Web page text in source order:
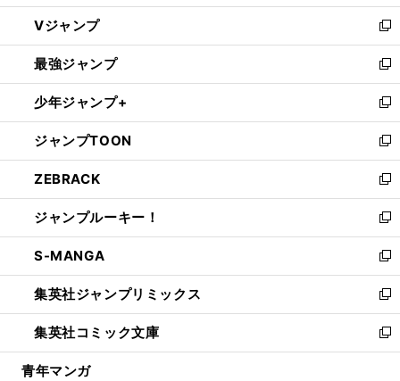
ウ
ィ
ン
ド
ウ
で
開
く
し
い
ウ
ィ
ン
ド
ウ
で
開
く
Vジャンプ
新
し
い
ウ
ィ
ン
ド
ウ
で
開
く
最強ジャンプ
新
し
い
ウ
ィ
ン
ド
ウ
で
開
く
少年ジャンプ+
新
し
い
ウ
ィ
ン
ド
ウ
で
開
く
ジャンプTOON
新
し
い
ウ
ィ
ン
ド
ウ
で
開
く
ZEBRACK
新
し
い
ウ
ィ
ン
ド
ウ
で
開
ジャンプルーキー！
新
し
い
ウ
ィ
ン
ド
ウ
S-MANGA
新
し
い
ウ
ィ
ン
集英社ジャンプリミックス
新
し
い
ウ
集英社コミック文庫
新
し
青年マンガ